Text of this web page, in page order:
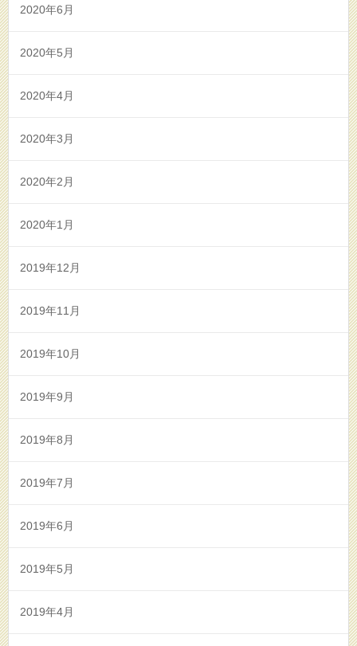
2020年6月
2020年5月
2020年4月
2020年3月
2020年2月
2020年1月
2019年12月
2019年11月
2019年10月
2019年9月
2019年8月
2019年7月
2019年6月
2019年5月
2019年4月